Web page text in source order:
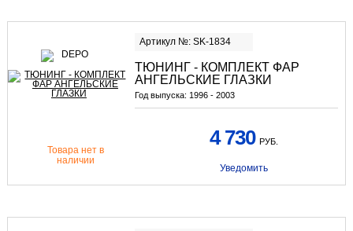
Артикул №: SK-1834
ТЮНИНГ - КОМПЛЕКТ ФАР
АНГЕЛЬСКИЕ ГЛАЗКИ
Год выпуска: 1996 - 2003
Товара нет в
наличии
4 730 РУБ.
Уведомить